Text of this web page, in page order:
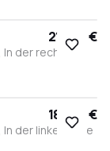
214,00 €
In der rechten
184,00 €
der linken Ecke